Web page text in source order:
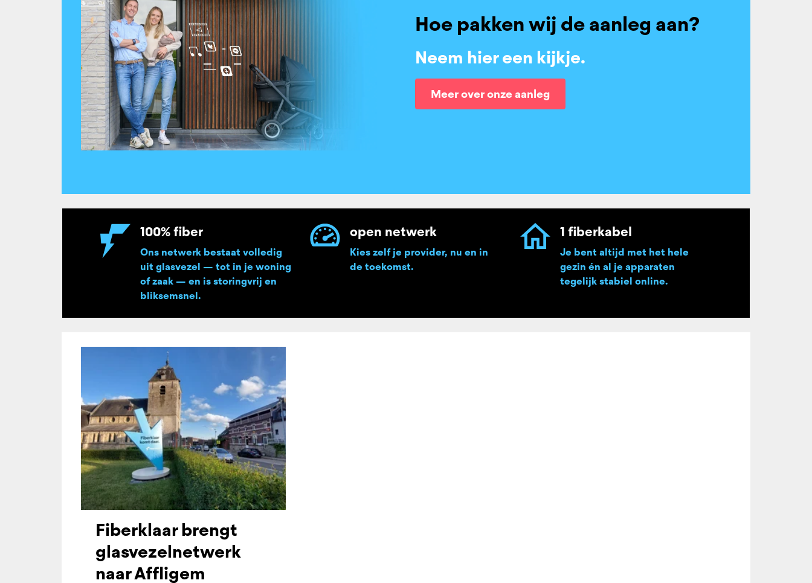
Hoe pakken wij de aanleg aan?
Neem hier een kijkje.
Meer over onze aanleg
100% fiber
Ons netwerk bestaat volledig
uit glasvezel — tot in je woning
of zaak — en is storingvrij en
bliksemsnel.
open netwerk
Kies zelf je provider, nu en in
de toekomst.
1 fiberkabel
Je bent altijd met het hele
gezin én al je apparaten
tegelijk stabiel online.
Fiberklaar brengt
glasvezelnetwerk
naar Affligem